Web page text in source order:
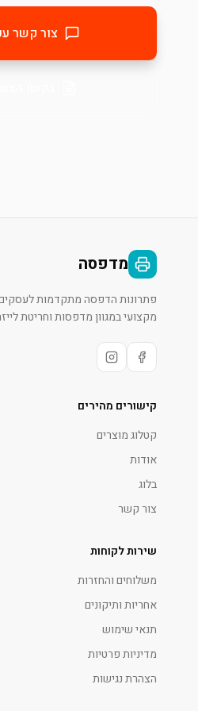
צור קשר
מדפסה
פתרונות הדפסה מתקדמות לעסקים
מקצועי במגוון מדפסות וחריטת
קישורים מהירים
קטלוג מוצרים
אודות
בלוג
צור קשר
שירות לקוחות
משלוחים והחזרות
אחריות ותיקונים
תנאי שימוש
מדיניות פרטיות
הצהרת נגישות